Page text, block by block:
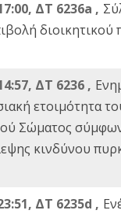
ΔΤ 6236a ,
διοικητικού
ΔΤ 6236 ,
ετοιμότητα
Σώματος
κινδύνου
ΔΤ 6235d ,